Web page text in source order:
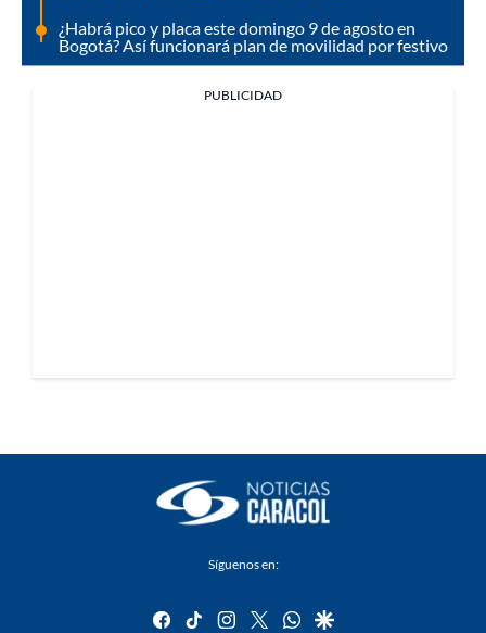
¿Habrá pico y placa este domingo 9 de agosto en
Bogotá? Así funcionará plan de movilidad por festivo
PUBLICIDAD
Síguenos en:
facebook
tiktok instagram
twitterwhatsapp
google